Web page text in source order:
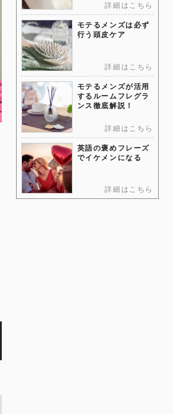
詳細はこちら
モテるメンズは必ず
行う頭皮ケア
詳細はこちら
モテるメンズが活用
するルームフレグラ
ンス徹底解説！
詳細はこちら
英語の褒めフレーズ
でイケメンになる
詳細はこちら